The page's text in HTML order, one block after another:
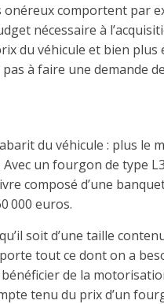
comportent par
nécessaire à
du véhicule et bien plus
à faire une demande de
du véhicule : plus le
un fourgon de type
composé d’une
000 euros.
soit d’une taille
tout ce dont on a
de la
tenu du prix d’un